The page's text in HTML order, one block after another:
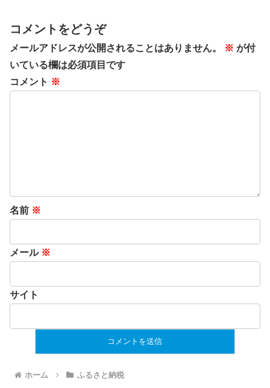
コメントをどうぞ
メールアドレスが公開されることはありません。 ※ が付
いている欄は必須項目です
コメント ※
名前 ※
メール ※
サイト
ホーム ふるさと納税